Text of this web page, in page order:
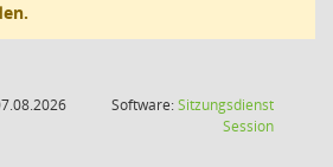
Software:Sitzungsdienst
Session(Wird in